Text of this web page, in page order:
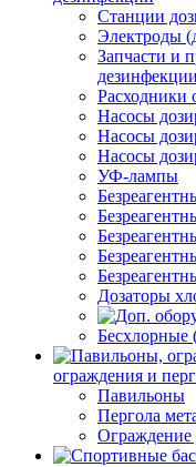
Станции
Электроды
Запчасти и
дезинфекции
Расходники
Насосы
Насосы
Насосы
УФ-лампы
Дозаторы
Бесхлорные
ограждения и
Павильоны
Пергола
Ограждение